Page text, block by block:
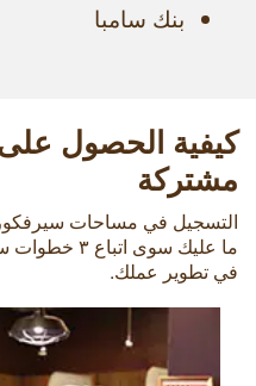
بنك سامبا
كيفية الحصول
مشتركة
التسجيل في مساحات
ما عليك سوى
في تطوير عملك.